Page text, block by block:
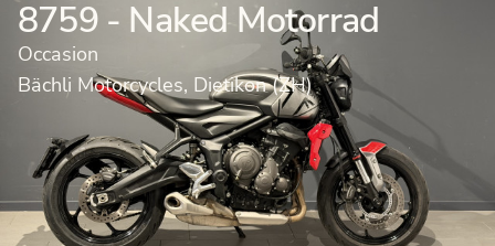
8759 - Naked Motorrad
Occasion
Bächli Motorcycles, Dietikon (ZH)
Motorrad Occasion
Naked Motorrad
TRIUMPH
Trident 660
Dieses Fahrzeug wurde verkauft.